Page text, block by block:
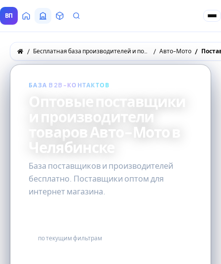
ВП ГлавнаяВсе Поставщики
ТоварыЗапросы покупателей
Бесплатная база производителей и поставщиков товаров оптом Авто-Мото
БАЗА B2B-КОНТАКТОВ
Оптовые поставщики
и производители
товаров Авто-Мото в
Челябинске
База поставщиков и производителей
бесплатно. Поставщики оптом для
интернет магазина.
по текущим фильтрам